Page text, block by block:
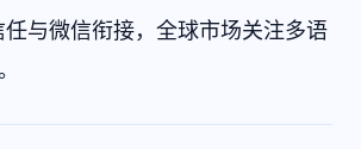
与微信衔接，全球市场关注多语